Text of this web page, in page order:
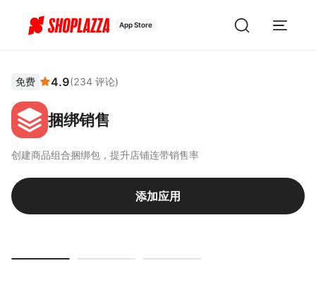
App Store
免费 4.9(234 评论)
捆绑销售
创建商品组合捆绑包，提升店铺连带销售率
添加应用